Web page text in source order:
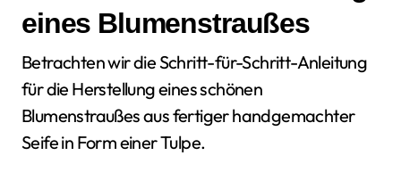
eines Blumenstraußes
Betrachten wir die Schritt-für-Schritt-Anleitung
für die Herstellung eines schönen
Blumenstraußes aus fertiger handgemachter
Seife in Form einer Tulpe.